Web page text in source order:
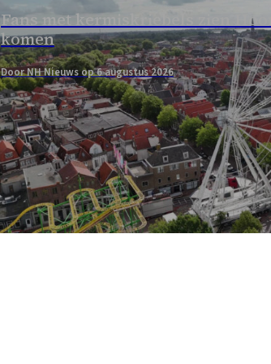
Fans met kermiskriebels zien
komen
Door NH Nieuws op 6 augustus 2026